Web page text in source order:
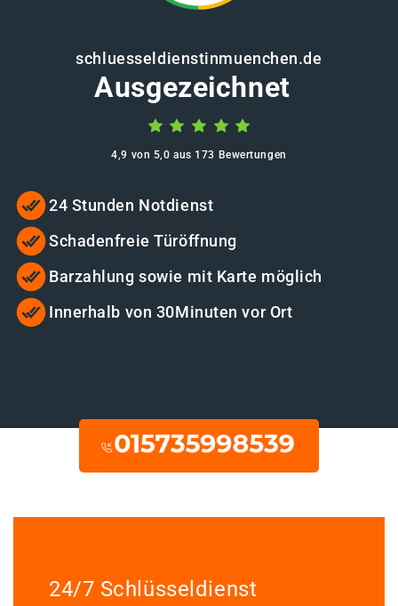
schluesseldienstinmuenchen.de
Ausgezeichnet
4,9 von 5,0 aus 173 Bewertungen
24 Stunden Notdienst
Schadenfreie Türöffnung
Barzahlung sowie mit Karte möglich
Innerhalb von 30Minuten vor Ort
24/7 Schlüsseldienst